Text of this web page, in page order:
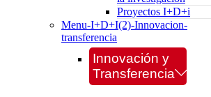
Proyectos I+D+i
Menu-I+D+I(2)-Innovacion-
transferencia
Innovación y
Transferencia